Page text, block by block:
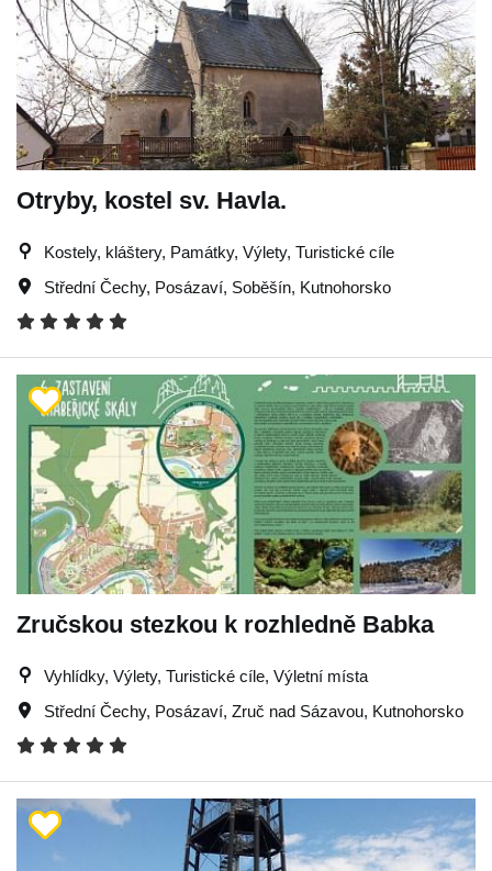
Otryby, kostel sv. Havla.
Kostely, kláštery, Památky, Výlety, Turistické cíle
Střední Čechy, Posázaví, Soběšín, Kutnohorsko
Zručskou stezkou k rozhledně Babka
Vyhlídky, Výlety, Turistické cíle, Výletní místa
Střední Čechy, Posázaví, Zruč nad Sázavou, Kutnohorsko